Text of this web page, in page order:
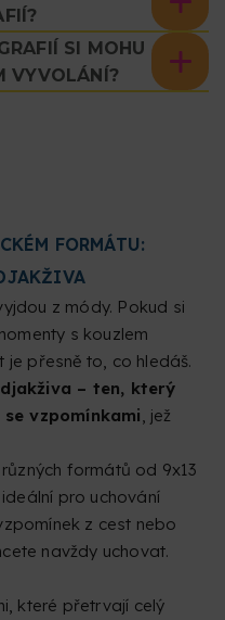
SI MOHU
VYVOLÁNÍ?
FORMÁTU:
z módy. Pokud si
s kouzlem
přesně to, co hledáš.
– ten, který
vzpomínkami, jež
formátů od 9x13
pro uchování
z cest nebo
navždy uchovat.
které přetrvají celý